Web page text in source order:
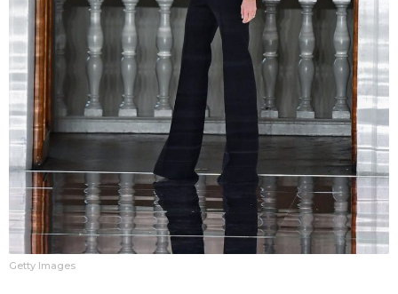
Getty Images